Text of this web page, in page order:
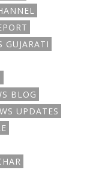
GUJARATI
BLOG
UPDATES